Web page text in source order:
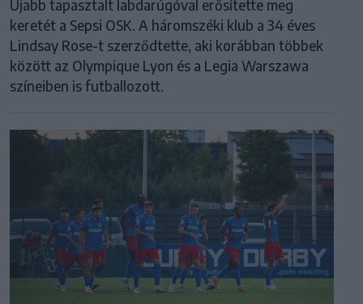
Újabb tapasztalt labdarúgóval erősítette meg
keretét a Sepsi OSK. A háromszéki klub a 34 éves
Lindsay Rose-t szerződtette, aki korábban többek
között az Olympique Lyon és a Legia Warszawa
színeiben is futballozott.